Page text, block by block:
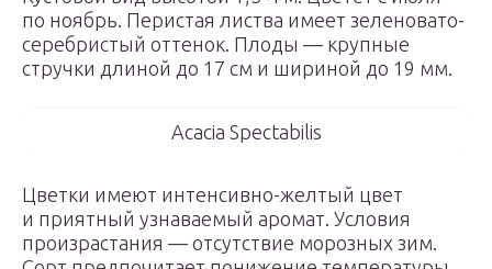
по ноябрь. Перистая листва имеет зеленовато-
серебристый оттенок. Плоды — крупные
стручки длиной до 17 см и шириной до 19 мм.
Acacia Spectabilis
Цветки имеют интенсивно-желтый цвет
и приятный узнаваемый аромат. Условия
произрастания — отсутствие морозных зим.